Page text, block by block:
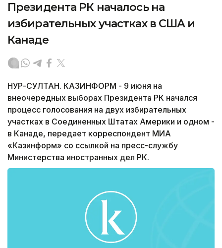
Президента РК началось на
избирательных участках в США и
Канаде
НУР-СУЛТАН. КАЗИНФОРМ - 9 июня на
внеочередных выборах Президента РК начался
процесс голосования на двух избирательных
участках в Соединенных Штатах Америки и одном -
в Канаде, передает корреспондент МИА
«Казинформ» со ссылкой на пресс-службу
Министерства иностранных дел РК.